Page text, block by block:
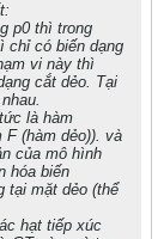
p0 thì trong
chỉ có biến dạng
vi này thì
cắt dẻo. Tại
là hàm
F (hàm dẻo)). và
của mô hình
hóa biến
tại mặt dẻo (thể
hạt tiếp xúc